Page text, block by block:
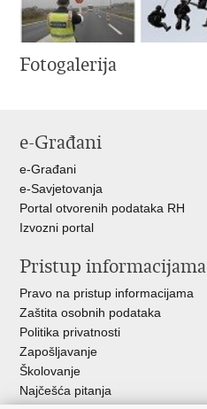
Fotogalerija
e-Građani
e-Građani
e-Savjetovanja
Portal otvorenih podataka RH
Izvozni portal
Pristup informacijama
Pravo na pristup informacijama
Zaštita osobnih podataka
Politika privatnosti
Zapošljavanje
Školovanje
Najčešća pitanja